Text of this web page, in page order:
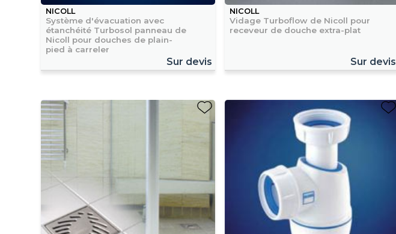
NICOLL
Système d'évacuation avec
étanchéité Turbosol panneau de
Nicoll pour douches de plain-
pied à carreler
Sur devis
NICOLL
Vidage Turboflow de Nicoll pour
receveur de douche extra-plat
Sur devis